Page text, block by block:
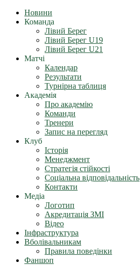
Новини
Команда
Лівий Берег
Лівий Берег U19
Лівий Берег U21
Матчі
Календар
Результати
Турнірна таблиця
Академія
Про академію
Команди
Тренери
Запис на перегляд
Клуб
Історія
Менеджмент
Стратегія стійкості
Соціальна відповідальність
Контакти
Медіа
Логотип
Акредитація ЗМІ
Відео
Інфраструктура
Вболівальникам
Правила поведінки
Фаншоп